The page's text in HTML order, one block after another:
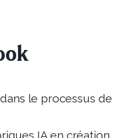
le processus de
IA en création